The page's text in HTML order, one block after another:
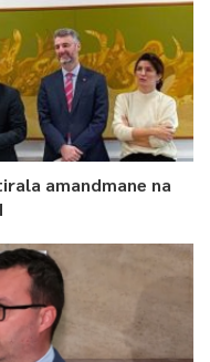
amandmane na